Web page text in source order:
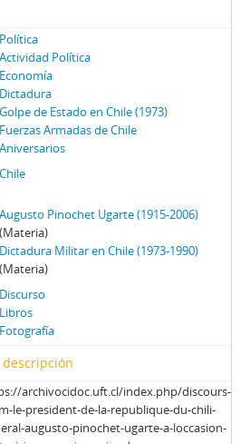
Política
Actividad Política
Economía
Dictadura
Golpe de Estado en Chile (1973)
Fuerzas Armadas de Chile
Aniversarios
Chile
Augusto Pinochet Ugarte (1915-2006)
(Materia)
Dictadura Militar en Chile (1973-1990)
(Materia)
Discurso
Libros
Fotografía
archivocidoc.uft.cl/index.php/discours-
le-president-de-la-republique-du-chili-
augusto-pinochet-ugarte-a-loccasion-